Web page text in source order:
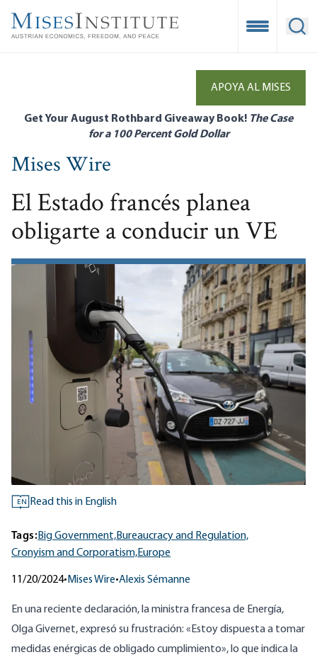
main
Open
APOYA AL MISES
Get Your August Rothbard Giveaway Book! The Case
for a 100 Percent Gold Dollar
Mises Wire
El Estado francés planea
obligarte a conducir un VE
EN Read this in English
Tags:Big Government,Bureaucracy and Regulation,
Cronyism and Corporatism,Europe
11/20/2024• Mises Wire•Alexis Sémanne
En una reciente declaración, la ministra francesa de Energía,
Olga Givernet, expresó su frustración: «Estoy dispuesta a tomar
medidas enérgicas de obligado cumplimiento», lo que indica la